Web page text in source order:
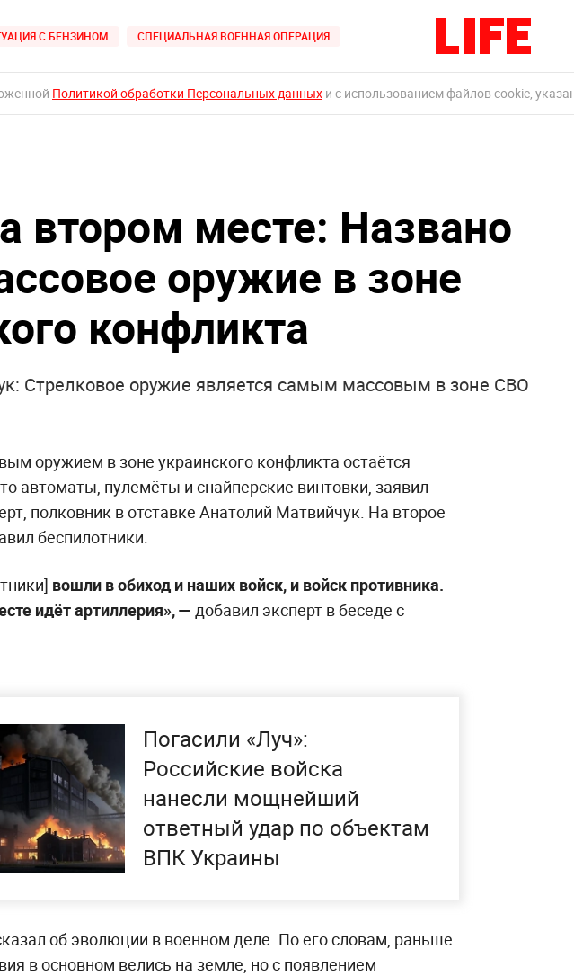
С БЕНЗИНОМ СПЕЦИАЛЬНАЯ ВОЕННАЯ ОПЕРАЦИЯ
Политикой обработки Персональных данных и с использованием файлов cookie,
втором месте: Названо
оружие в зоне
конфликта
Стрелковое оружие является самым массовым в зоне СВО
оружием в зоне украинского конфликта остаётся
автоматы, пулемёты и снайперские винтовки, заявил
полковник в отставке Анатолий Матвийчук. На второе
беспилотники.
вошли в обиход и наших войск, и войск противника.
идёт артиллерия», — добавил эксперт в беседе с
Погасили «Луч»:
Российские войска
нанесли мощнейший
ответный удар по объектам
ВПК Украины
об эволюции в военном деле. По его словам, раньше
в основном велись на земле, но с появлением